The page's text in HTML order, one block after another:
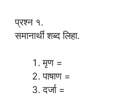
प्रश्न १.
समानार्थी शब्द लिहा.
मृण =
पाषाण =
दर्जा =